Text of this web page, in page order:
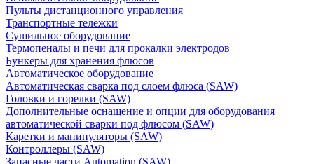
Пульты дистанционного управления
Транспортные тележки
Сушильное оборудование
Термопеналы и печи для прокалки электродов
Бункеры для хранения флюсов
Автоматическое оборудование
Автоматическая сварка под слоем флюса (SAW)
Головки и горелки (SAW)
Дополнительные оснащение и опции для оборудования
автоматической сварки под флюсом (SAW)
Каретки и манипуляторы (SAW)
Контроллеры (SAW)
Запасные части Automation (SAW)